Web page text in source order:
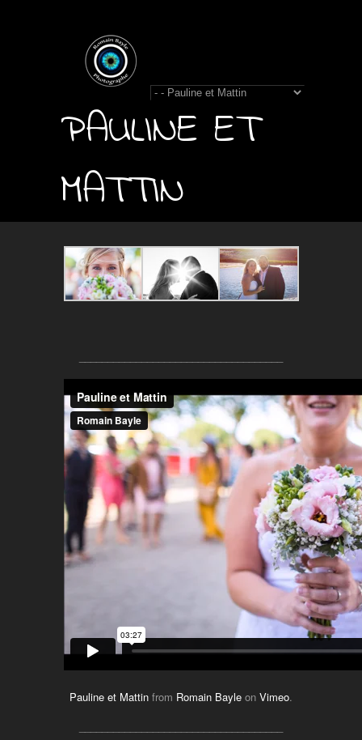
PAULINE ET
MATTIN
Pauline et Mattin from Romain Bayle on Vimeo.